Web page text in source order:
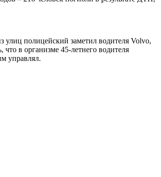
улиц полицейский заметил водителя Volvo,
в организме 45-летнего водителя
управлял.